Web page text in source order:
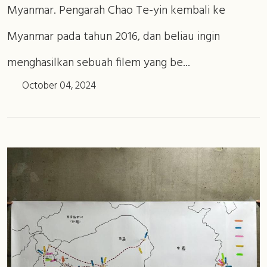
Myanmar. Pengarah Chao Te-yin kembali ke
Myanmar pada tahun 2016, dan beliau ingin
menghasilkan sebuah filem yang be...
October 04, 2024